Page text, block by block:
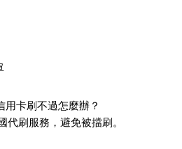
卡刷不過怎麼辦？
刷服務，避免被擋刷。